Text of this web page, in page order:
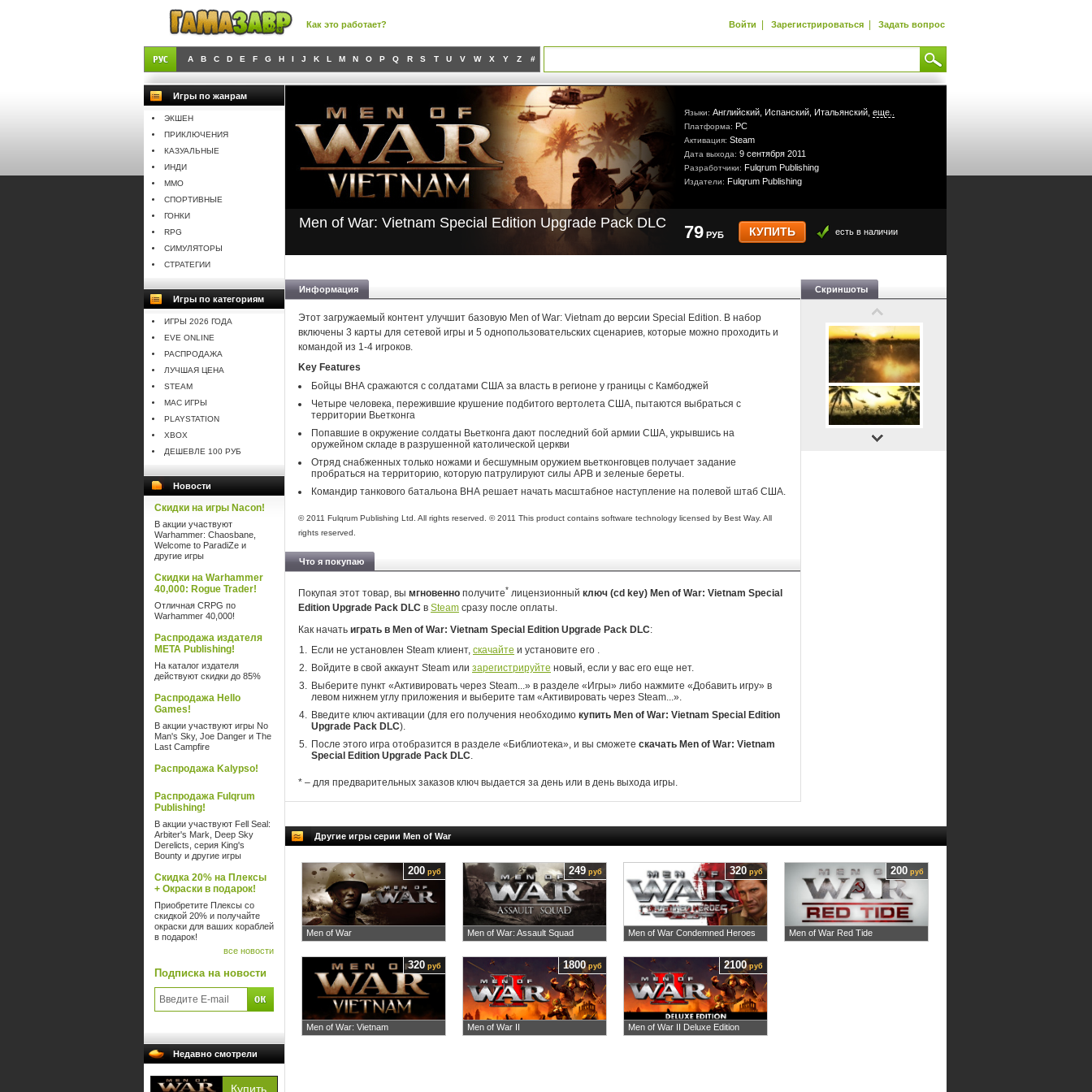
Как это работает? Войти | Зарегистрироваться | Задать вопрос
A B C D E F G H I J K L M N O P Q R S T U V W X Y Z #
Игры по жанрам
ЭКШЕН
ПРИКЛЮЧЕНИЯ
КАЗУАЛЬНЫЕ
ИНДИ
MMO
СПОРТИВНЫЕ
ГОНКИ
RPG
СИМУЛЯТОРЫ
СТРАТЕГИИ
Игры по категориям
ИГРЫ 2026 ГОДА
EVE ONLINE
РАСПРОДАЖА
ЛУЧШАЯ ЦЕНА
STEAM
MAC ИГРЫ
PLAYSTATION
XBOX
ДЕШЕВЛЕ 100 РУБ
Новости
Скидки на игры Nacon!
В акции участвуют
Warhammer: Chaosbane,
Welcome to ParadiZe и
другие игры
Скидки на Warhammer
40,000: Rogue Trader!
Отличная CRPG по
Warhammer 40,000!
Распродажа издателя
META Publishing!
На каталог издателя
действуют скидки до 85%
Распродажа Hello
Games!
В акции участвуют игры No
Man's Sky, Joe Danger и The
Last Campfire
Распродажа Kalypso!
Распродажа Fulqrum
Publishing!
В акции участвуют Fell Seal:
Arbiter's Mark, Deep Sky
Derelicts, серия King's
Bounty и другие игры
Скидка 20% на Плексы
+ Окраски в подарок!
Приобретите Плексы со
скидкой 20% и получайте
окраски для ваших кораблей
в подарок!
все новости
Подписка на новости
Недавно смотрели
Языки: Английский, Испанский, Итальянский, еще..
Платформа: PC
Активация: Steam
Дата выхода: 9 сентября 2011
Разработчики: Fulqrum Publishing
Издатели: Fulqrum Publishing
Men of War: Vietnam Special Edition Upgrade Pack DLC 79 РУБ КУПИТЬ есть в наличии
Информация
Этот загружаемый контент улучшит базовую Men of War: Vietnam до версии Special Edition. В набор
включены 3 карты для сетевой игры и 5 однопользовательских сценариев, которые можно проходить и
командой из 1-4 игроков.
Key Features
Бойцы ВНА сражаются с солдатами США за власть в регионе у границы с Камбоджей
Четыре человека, пережившие крушение подбитого вертолета США, пытаются выбраться с
территории Вьетконга
Попавшие в окружение солдаты Вьетконга дают последний бой армии США, укрывшись на
оружейном складе в разрушенной католической церкви
Отряд снабженных только ножами и бесшумным оружием вьетконговцев получает задание
пробраться на территорию, которую патрулируют силы АРВ и зеленые береты.
Командир танкового батальона ВНА решает начать масштабное наступление на полевой штаб США.
© 2011 Fulqrum Publishing Ltd. All rights reserved. © 2011 This product contains software technology licensed by Best Way. All
rights reserved.
Что я покупаю
Покупая этот товар, вы мгновенно получите* лицензионный ключ (cd key) Men of War: Vietnam Special
Edition Upgrade Pack DLC в Steam сразу после оплаты.
Как начать играть в Men of War: Vietnam Special Edition Upgrade Pack DLC:
Если не установлен Steam клиент, скачайте и установите его .
Войдите в свой аккаунт Steam или зарегистрируйте новый, если у вас его еще нет.
Выберите пункт «Активировать через Steam...» в разделе «Игры» либо нажмите «Добавить игру» в
левом нижнем углу приложения и выберите там «Активировать через Steam...».
Введите ключ активации (для его получения необходимо купить Men of War: Vietnam Special Edition
Upgrade Pack DLC).
После этого игра отобразится в разделе «Библиотека», и вы сможете скачать Men of War: Vietnam
Special Edition Upgrade Pack DLC.
* – для предварительных заказов ключ выдается за день или в день выхода игры.
Скриншоты
Другие игры серии Men of War
Men of War
200 руб
Men of War: Assault Squad
249 руб
Men of War Condemned Heroes
320 руб
Men of War Red Tide
200 руб
Men of War: Vietnam
320 руб
Men of War II
1800руб
Men of War II Deluxe Edition
2100руб